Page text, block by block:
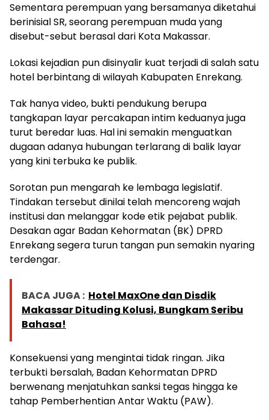
Sementara perempuan yang bersamanya diketahui
berinisial SR, seorang perempuan muda yang
disebut-sebut berasal dari Kota Makassar.
Lokasi kejadian pun disinyalir kuat terjadi di salah satu
hotel berbintang di wilayah Kabupaten Enrekang.
Tak hanya video, bukti pendukung berupa
tangkapan layar percakapan intim keduanya juga
turut beredar luas. Hal ini semakin menguatkan
dugaan adanya hubungan terlarang di balik layar
yang kini terbuka ke publik.
Sorotan pun mengarah ke lembaga legislatif.
Tindakan tersebut dinilai telah mencoreng wajah
institusi dan melanggar kode etik pejabat publik.
Desakan agar Badan Kehormatan (BK) DPRD
Enrekang segera turun tangan pun semakin nyaring
terdengar.
BACA JUGA : Hotel MaxOne dan Disdik
Makassar Dituding Kolusi, Bungkam Seribu
Bahasa!
Konsekuensi yang mengintai tidak ringan. Jika
terbukti bersalah, Badan Kehormatan DPRD
berwenang menjatuhkan sanksi tegas hingga ke
tahap Pemberhentian Antar Waktu (PAW).